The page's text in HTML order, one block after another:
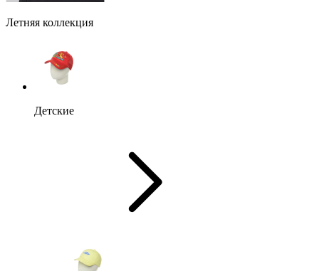
Летняя коллекция
Детские